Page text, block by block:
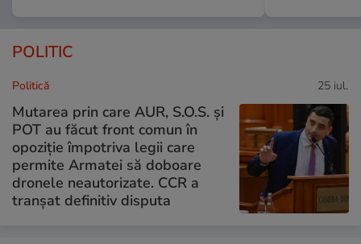
POLITIC
Politică 25 iul.
Mutarea prin care AUR, S.O.S. și
POT au făcut front comun în
opoziție împotriva legii care
permite Armatei să doboare
dronele neautorizate. CCR a
tranșat definitiv disputa